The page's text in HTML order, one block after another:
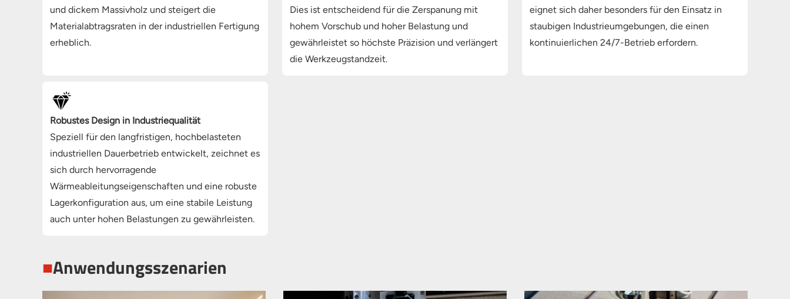
und dickem Massivholz und steigert die
Materialabtragsraten in der industriellen Fertigung
erheblich.
Dies ist entscheidend für die Zerspanung mit
hohem Vorschub und hoher Belastung und
gewährleistet so höchste Präzision und verlängert
die Werkzeugstandzeit.
eignet sich daher besonders für den Einsatz in
staubigen Industrieumgebungen, die einen
kontinuierlichen 24/7-Betrieb erfordern.
Robustes Design in Industriequalität
Speziell für den langfristigen, hochbelasteten
industriellen Dauerbetrieb entwickelt, zeichnet es
sich durch hervorragende
Wärmeableitungseigenschaften und eine robuste
Lagerkonfiguration aus, um eine stabile Leistung
auch unter hohen Belastungen zu gewährleisten.
■Anwendungsszenarien